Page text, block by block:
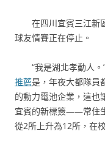
在四川宜賓三江新
球友情賽正在停止。
“我是湖北孝動人
推薦是，年夜大都隊員
的動力電池企業，這也
宜賓的新標簽——常住
從2所上升為12所，在